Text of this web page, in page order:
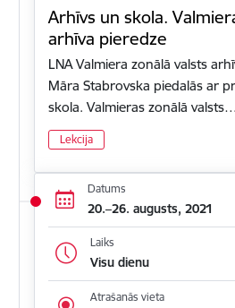
Arhīvs un skola.
arhīva pieredze
LNA Valmiera zonālā valsts
Māra Stabrovska piedalās ar
skola. Valmieras zonālā valsts…
Lekcija
Datums
20.–26. augusts, 2021
Laiks
Visu dienu
Atrašanās vieta